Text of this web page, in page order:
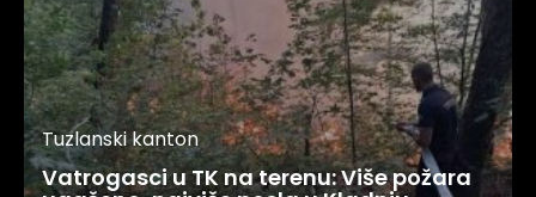
Tuzlanski kanton
Vatrogasci u TK na terenu: Više požara